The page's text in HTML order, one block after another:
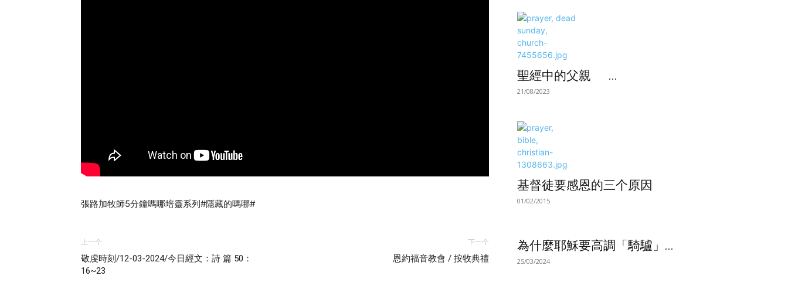
張路加牧師5分鐘嗎哪培靈系列#隱藏的嗎哪#
上一个
敬虔時刻/12-03-2024/今日經文：詩 篇 50：
16~23
下一个
恩約福音教會 / 按牧典禮
聖經中的父親 ...
21/08/2023
基督徒要感恩的三个原因
01/02/2015
為什麼耶穌要高調「騎驢」...
25/03/2024